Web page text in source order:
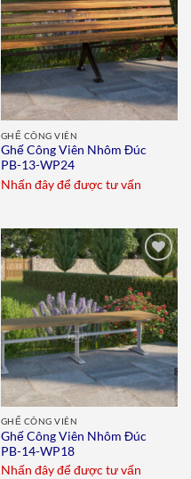
GHẾ CÔNG VIÊN
Ghế Công Viên Nhôm Đúc
PB-13-WP24
Nhấn đây để được tư vấn
Add to
wishlist
GHẾ CÔNG VIÊN
Ghế Công Viên Nhôm Đúc
PB-14-WP18
Nhấn đây để được tư vấn